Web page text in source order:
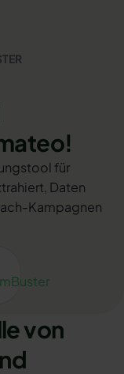
für
Daten
Kampagnen
von